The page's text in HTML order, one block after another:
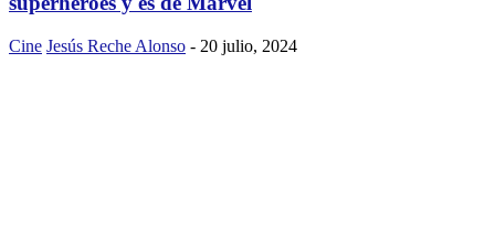
Cine Jesús Reche Alonso - 20 julio, 2024